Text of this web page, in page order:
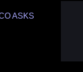
ASKS